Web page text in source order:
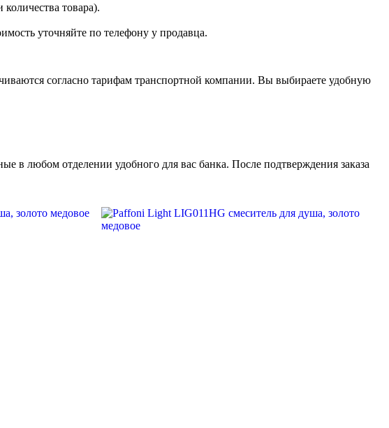
товара).
уточняйте по телефону у продавца.
согласно тарифам транспортной компании. Вы выбираете удобную
в любом отделении удобного для вас банка. После подтверждения заказа